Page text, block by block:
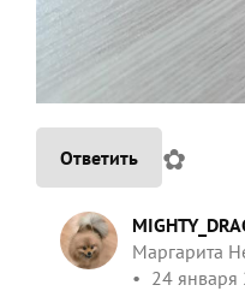
Ответить ✿
Маргарита
24 января